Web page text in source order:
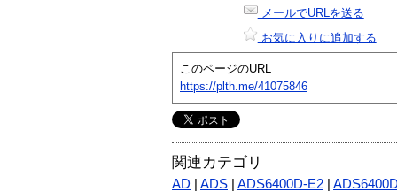
メールでURLを送る
お気に入りに追加する
このページのURL
https://plth.me/41075846
関連カテゴリ
AD ADS ADS6400D-E2